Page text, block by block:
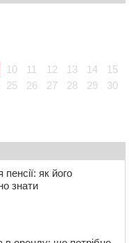
оренди земельних
іноземцем
з області
Prize Ukraine 2026
мати хворого на
просить
ліки
очільницю відділу
за завищеною
10 11 12 13 14
15
25 26 27 28 29
30
як його
знати